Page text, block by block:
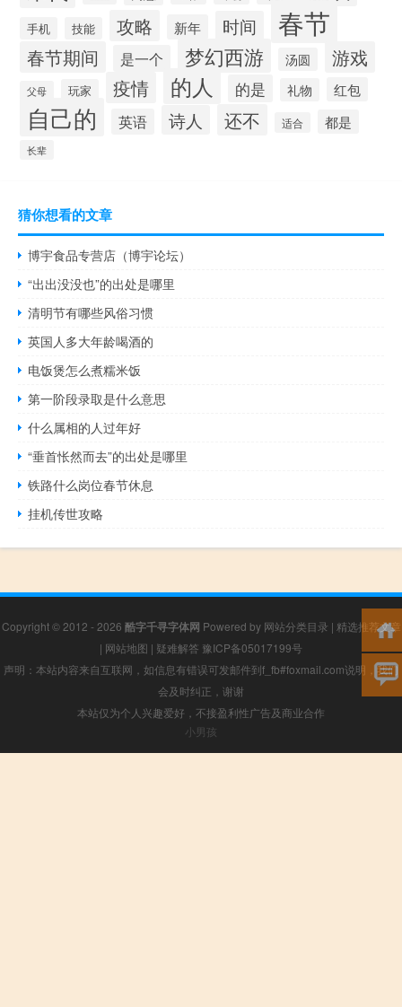
手机 技能 攻略 新年 时间 春节
春节期间 是一个 梦幻西游 汤圆 游戏
父母 玩家 疫情 的人 的是 礼物 红包
自己的 英语 诗人 还不 适合 都是
长辈
猜你想看的文章
博宇食品专营店（博宇论坛）
“出出没没也”的出处是哪里
清明节有哪些风俗习惯
英国人多大年龄喝酒的
电饭煲怎么煮糯米饭
第一阶段录取是什么意思
什么属相的人过年好
“垂首怅然而去”的出处是哪里
铁路什么岗位春节休息
挂机传世攻略
Copyright © 2012 - 2026 酷字千寻字体网 Powered by 网站分类目录 | 精选推荐文章
| 网站地图 | 疑难解答 豫ICP备05017199号
声明：本站内容来自互联网，如信息有错误可发邮件到f_fb#foxmail.com说明，我们
会及时纠正，谢谢
本站仅为个人兴趣爱好，不接盈利性广告及商业合作
小男孩